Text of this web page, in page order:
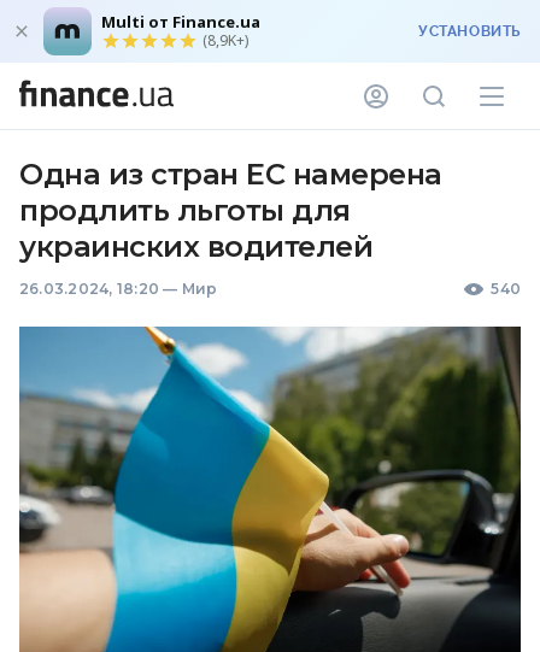
Multi от Finance.ua
(8,9K+) УСТАНОВИТЬ
Одна из стран ЕС намерена
продлить льготы для
украинских водителей
26.03.2024, 18:20 — Мир 540